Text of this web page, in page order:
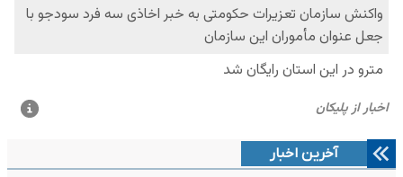
آخرین اخبار